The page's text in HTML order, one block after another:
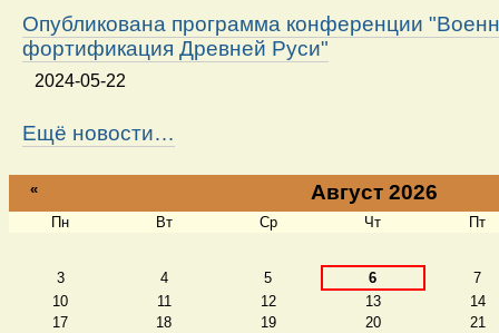
Опубликована программа конференции
фортификация Древней Руси"
2024-05-22
Ещё новости…
« Август 2026
Пн Вт Ср Чт Пт
3 4 5 6
7
10
11 12 13
14
17
18 19 20
21